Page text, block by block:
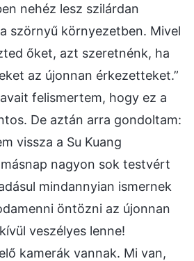
nehéz lesz szilárdan
szörnyű környezetben. Mivel
őket, azt szeretnénk, ha
az újonnan érkezetteket.”
felismertem, hogy ez a
De aztán arra gondoltam:
vissza a Su Kuang
nagyon sok testvért
mindannyian ismernek
öntözni az újonnan
veszélyes lenne!
kamerák vannak. Mi van,